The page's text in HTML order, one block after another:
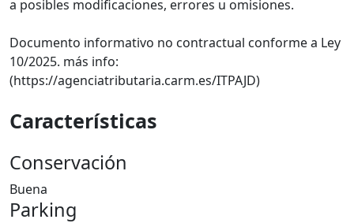
a posibles modificaciones, errores u omisiones.
Documento informativo no contractual conforme a Ley
10/2025. más info:
(https://agenciatributaria.carm.es/ITPAJD)
Características
Conservación
Buena
Parking